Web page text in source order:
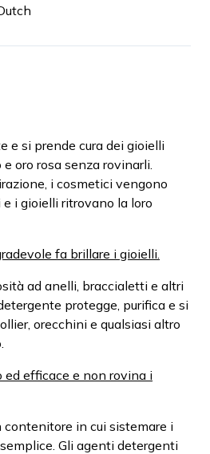
e si prende cura dei gioielli
oro rosa senza rovinarli.
i cosmetici vengono
i gioielli ritrovano la loro
fa brillare i gioielli.
ad anelli, braccialetti e altri
protegge, purifica e si
orecchini e qualsiasi altro
efficace e non rovina i
contenitore in cui sistemare i
Gli agenti detergenti